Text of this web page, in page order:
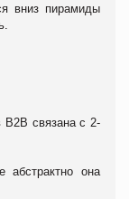
вниз пирамиды
связана с 2-
она